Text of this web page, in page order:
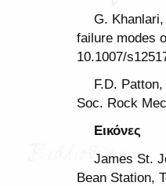
G.
failure modes
10.1007/
F.D.
Soc. Rock
Εικόνες
James St.
Bean Station,